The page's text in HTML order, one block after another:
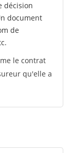
décision
document
de
le contrat
qu'elle a